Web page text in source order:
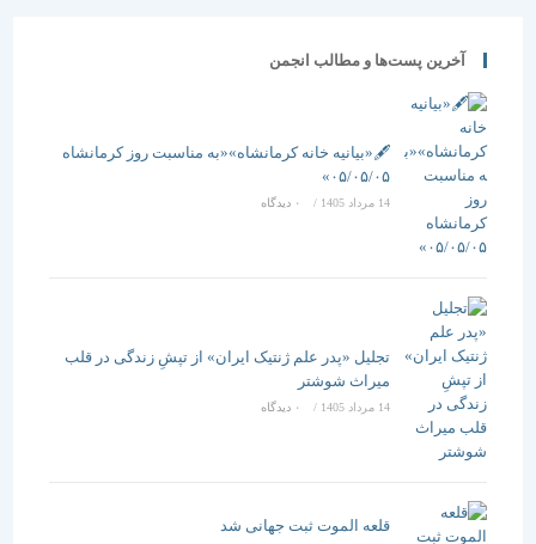
آخرین پست‌ها و مطالب انجمن
🖋️«بیانیه خانه کرمانشاه»«به مناسبت روز کرمانشاه
۰۵/۰۵/۰۵»
/ ۰ دیدگاه
تجلیل «پدر علم ژنتیک ایران» از تپشِ زندگی در قلب
میراث شوشتر
14 مرداد 1405 / ۰ دیدگاه
قلعه الموت ثبت جهانی شد